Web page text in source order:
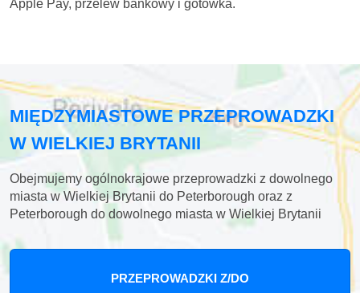
Apple Pay, przelew bankowy i gotówka.
MIĘDZYMIASTOWE PRZEPROWADZKI
W WIELKIEJ BRYTANII
Obejmujemy ogólnokrajowe przeprowadzki z dowolnego
miasta w Wielkiej Brytanii do Peterborough oraz z
Peterborough do dowolnego miasta w Wielkiej Brytanii
PRZEPROWADZKI Z/DO